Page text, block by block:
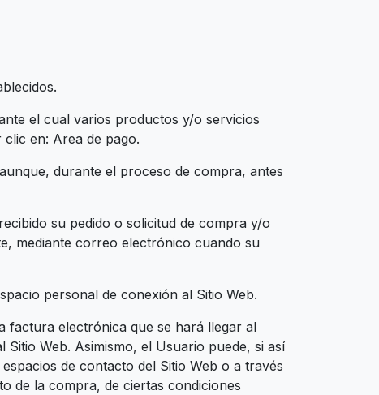
el cual varios productos y/o servicios
en: Area de pago.
durante el proceso de compra, antes
su pedido o solicitud de compra y/o
mediante correo electrónico cuando su
personal de conexión al Sitio Web.
factura electrónica que se hará llegar al
Web. Asimismo, el Usuario puede, si así
de contacto del Sitio Web o a través
de la compra, de ciertas condiciones